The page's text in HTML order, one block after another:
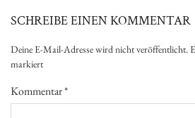
SCHREIBE EINEN KOMMENTAR
Deine E-Mail-Adresse wird nicht veröffentlicht.
markiert
Kommentar*